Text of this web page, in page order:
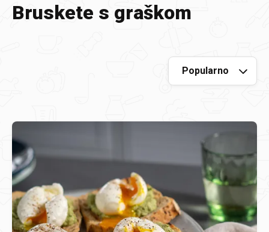
Bruskete s graškom